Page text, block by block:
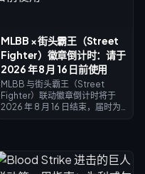
MLBB × 街头霸王（Street
Fighter）徽章倒计时：请于
2026 年 8 月 16 日前使用
MLBB 与街头霸王（Street
Fighter）联动徽章倒计时将于
2026 年 8 月 16 日结束，届时为
兑换所有奖励：主要联动皮肤售
价为 1,200 枚徽章，涂装皮肤售